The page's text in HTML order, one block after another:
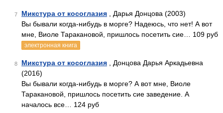
7 Микстура от косоглазия , Дарья Донцова (2003)
Вы бывали когда-нибудь в морге? Надеюсь, что нет! А вот
мне, Виоле Таракановой, пришлось посетить сие… 109 руб
электронная книга
8 Микстура от косоглазия , Донцова Дарья Аркадьевна
(2016)
Вы бывали когда-нибудь в морге? А вот мне, Виоле
Таракановой, пришлось посетить сие заведение. А
началось все… 124 руб